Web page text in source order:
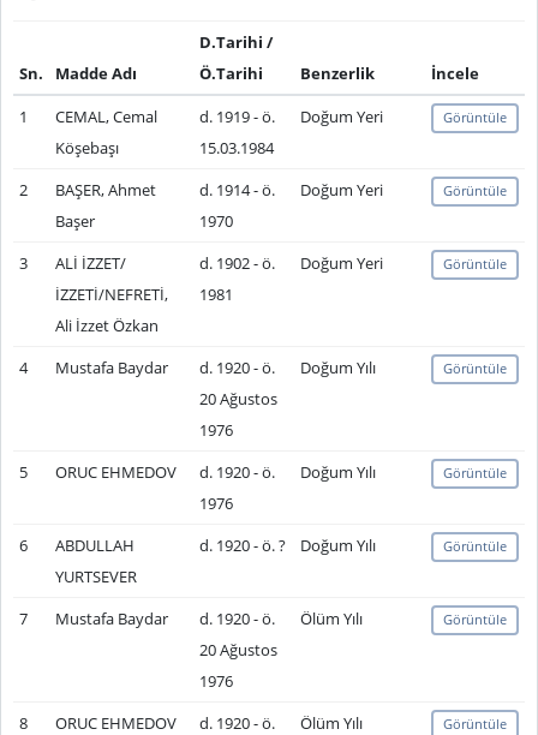
Sn. Madde Adı
D.Tarihi /
Ö.Tarihi
Benzerlik
İncele
1
CEMAL, Cemal
Köşebaşı
d. 1919 - ö.
15.03.1984
Doğum Yeri Görüntüle
2
BAŞER, Ahmet
Başer
d. 1914 - ö.
1970
Doğum Yeri Görüntüle
3
ALİ İZZET/
İZZETİ/NEFRETİ,
Ali İzzet Özkan
d. 1902 - ö.
1981
Doğum Yeri Görüntüle
4 Mustafa Baydar
d. 1920 - ö.
20 Ağustos
1976
Doğum Yılı Görüntüle
5 ORUC EHMEDOV
d. 1920 - ö.
1976
Doğum Yılı Görüntüle
6
ABDULLAH
YURTSEVER
d. 1920 - ö. ? Doğum Yılı Görüntüle
7 Mustafa Baydar
d. 1920 - ö.
20 Ağustos
1976
Ölüm Yılı Görüntüle
8 ORUC EHMEDOV
d. 1920 - ö.
Ölüm Yılı Görüntüle